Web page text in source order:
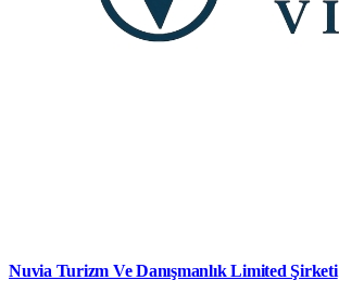
Nuvia Turizm Ve Danışmanlık Limited Şirketi